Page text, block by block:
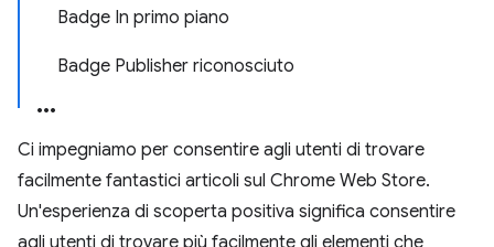
Badge In primo piano
Badge Publisher riconosciuto
Ci impegniamo per consentire agli utenti di trovare
facilmente fantastici articoli sul Chrome Web Store.
Un'esperienza di scoperta positiva significa consentire
agli utenti di trovare più facilmente gli elementi che